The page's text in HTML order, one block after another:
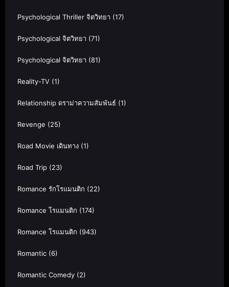
Psychological Thriller จิตวิทยา (17)
Psychological จิตวิทยา (71)
Psychological จิตวิทยา (81)
Reality-TV (1)
Relationship ดราม่าความสัมพันธ์ (1)
Revenge (25)
Road Movie เดินทาง (1)
Road Trip (23)
Romance รักโรแมนติก (22)
Romance โรแมนติก (174)
Romance โรแมนติก (943)
Romantic (6)
Romantic Comedy (2)